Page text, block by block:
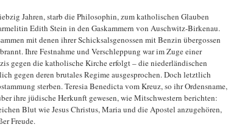
Jahren, starb die Philosophin, zum katholischen Glauben
Edith Stein in den Gaskammern von Auschwitz-Birkenau.
mit denen ihrer Schicksalsgenossen mit Benzin übergossen
Ihre Festnahme und Verschleppung war im Zuge einer
gegen die katholische Kirche erfolgt – die niederländischen
gegen deren brutales Regime ausgesprochen. Doch letztlich
sterben. Teresia Benedicta vom Kreuz, so ihr Ordensname,
ihre jüdische Herkunft gewesen, wie Mitschwestern berichten:
Blut wie Jesus Christus, Maria und die Apostel anzugehören,
Freude.